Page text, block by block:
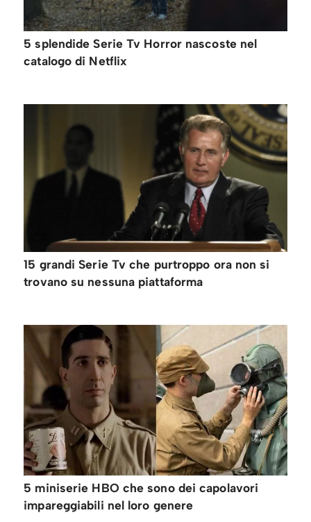
5 splendide Serie Tv Horror nascoste nel
catalogo di Netflix
15 grandi Serie Tv che purtroppo ora non si
trovano su nessuna piattaforma
5 miniserie HBO che sono dei capolavori
impareggiabili nel loro genere